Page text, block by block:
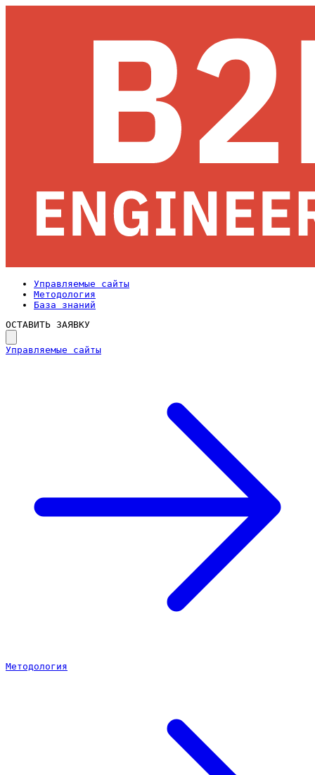
Управляемые сайты
Методология
База знаний
ОСТАВИТЬ ЗАЯВКУ
Управляемые сайты
Методология